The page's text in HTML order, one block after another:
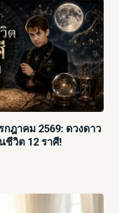
ฎาคม 2569: ดวงดาว
ชีวิต 12 ราศี!